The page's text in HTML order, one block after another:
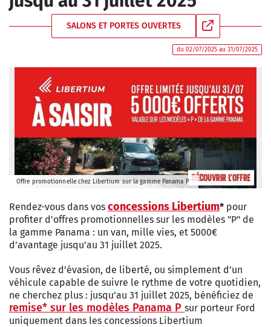
SALONS ET PORTES OUVERTES
du 02/07/2025 au 31/07/2025
Offre promotionnelle chez Libertium sur la gamme Panama P
Rendez-vous dans vos concessions Libertium* pour
profiter d'offres promotionnelles sur les modèles "P" de
la gamme Panama : un van, mille vies, et 5000€
d’avantage jusqu’au 31 juillet 2025.
Vous rêvez d’évasion, de liberté, ou simplement d’un
véhicule capable de suivre le rythme de votre quotidien,
ne cherchez plus : jusqu’au 31 juillet 2025, bénéficiez de
remise* sur les modèles Panama P sur porteur Ford
uniquement dans les concessions Libertium